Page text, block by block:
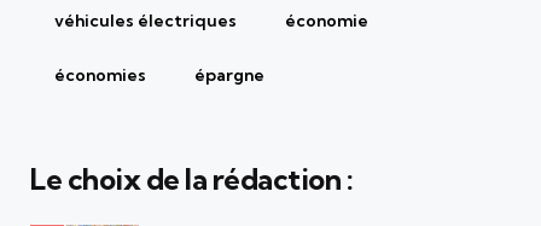
véhicules électriques économie
économies épargne
Le choix de la rédaction :